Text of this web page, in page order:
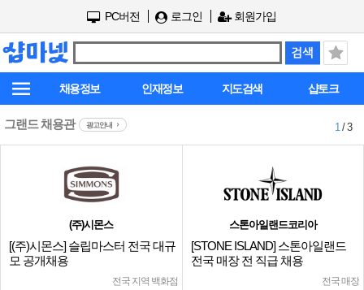
PC버전 로그인 회원가입
채용정보 인재정보 지도검색 샵토크
그랜드 채용관 광고안내 1/ 3
(주)시몬스
[(주)시몬스] 슬립마스터 전국 대규
모 공개채용
전국 지역 백화점
스톤아일랜드코리아
[STONE ISLAND] 스톤아일랜드
전국 매장 전 직급 채용
전국 매장